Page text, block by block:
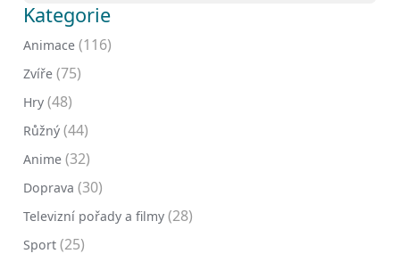
Kategorie
Animace (116)
Zvíře (75)
Hry (48)
Růžný (44)
Anime (32)
Doprava (30)
Televizní pořady a filmy (28)
Sport (25)